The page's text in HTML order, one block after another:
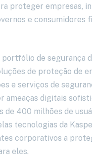
proteger empresas,
e consumidores
portfólio de segurança
de proteção de
e serviços de
ameaças digitais
de 400 milhões de
tecnologias da
corporativos a
eles.